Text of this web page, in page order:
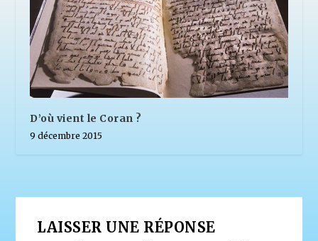
D’où vient le Coran ?
9 décembre 2015
LAISSER UNE RÉPONSE